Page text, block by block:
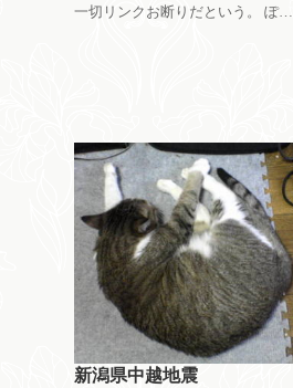
一切リンクお断りだという。 ぽざ
新潟県中越地震